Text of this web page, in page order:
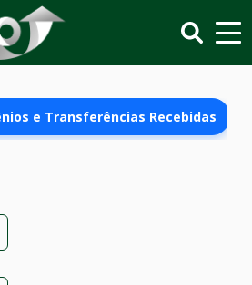
e Transferências Recebidas